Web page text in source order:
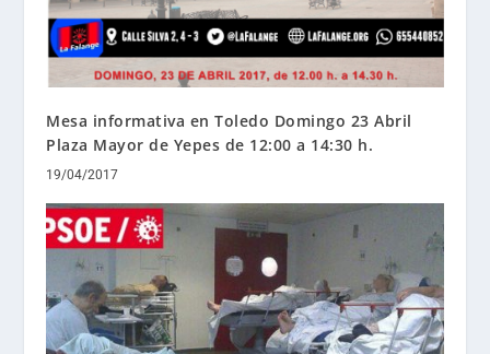
Mesa informativa en Toledo Domingo 23 Abril
Plaza Mayor de Yepes de 12:00 a 14:30 h.
19/04/2017